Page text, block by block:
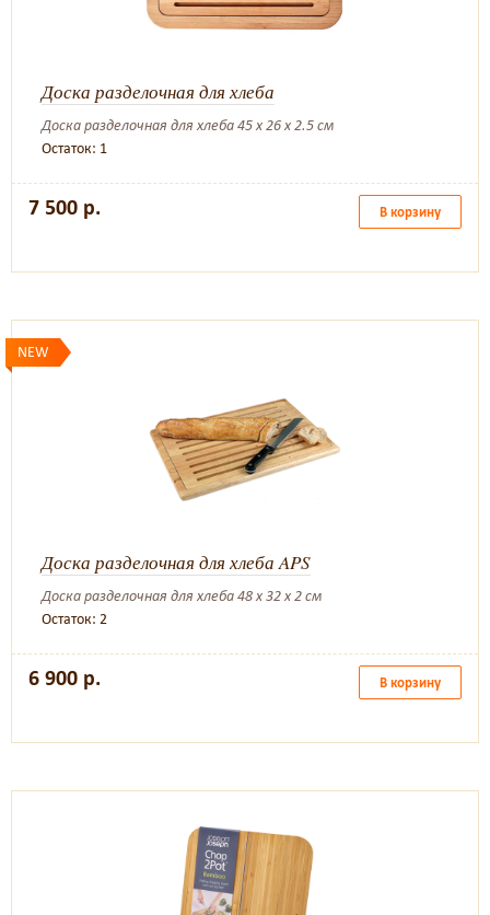
Доска разделочная для хлеба
Доска разделочная для хлеба 45 x 26 x 2.5 см
Остаток: 1
7 500 р. В корзину
NEW
Доска разделочная для хлеба APS
Доска разделочная для хлеба 48 x 32 x 2 см
Остаток: 2
6 900 р. В корзину